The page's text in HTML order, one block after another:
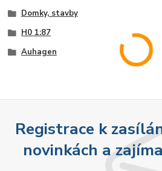
Domky, stavby
H0 1:87
Auhagen
Registrace k
novinkách a